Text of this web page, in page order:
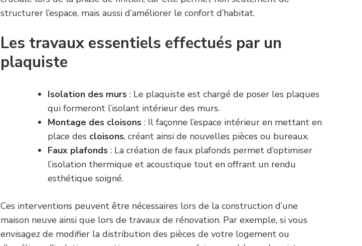
structurer l’espace, mais aussi d’améliorer le confort d’habitat.
Les travaux essentiels effectués par un
plaquiste
Isolation des murs : Le plaquiste est chargé de poser les plaques
qui formeront l’isolant intérieur des murs.
Montage des cloisons : Il façonne l’espace intérieur en mettant en
place des cloisons, créant ainsi de nouvelles pièces ou bureaux.
Faux plafonds : La création de faux plafonds permet d’optimiser
l’isolation thermique et acoustique tout en offrant un rendu
esthétique soigné.
Ces interventions peuvent être nécessaires lors de la construction d’une
maison neuve ainsi que lors de travaux de rénovation. Par exemple, si vous
envisagez de modifier la distribution des pièces de votre logement ou